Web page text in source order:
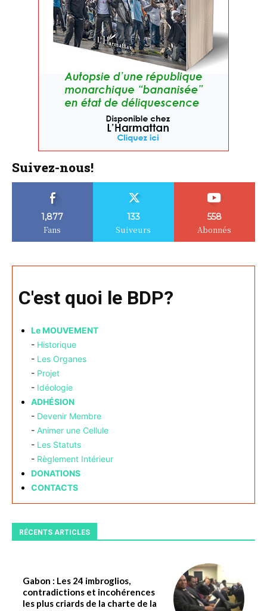
Suivez-nous!
1,877
Fans
133
Suiveurs
558
Abonnés
C'est quoi le BDP?
Le MOUVEMENT
- Historique
- Les Organes
- Projet
- Idéologie
ADHÉSION
- Devenir Membre
- Animer une Cellule
- Les Statuts
- Règlement Intérieur
DONATIONS
CONTACTS
RÉCENTS ARTICLES
Gabon : Les 24 imbroglios,
contradictions et incohérences
les plus criards de la charte de la